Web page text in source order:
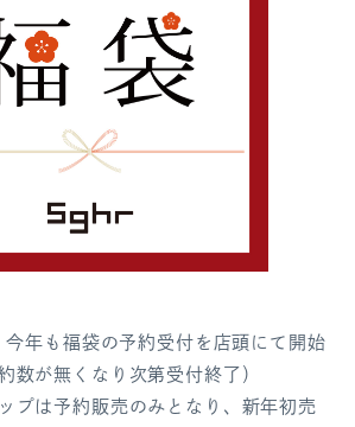
年も福袋の予約受付を店頭にて開始
数が無くなり次第受付終了）
プは予約販売のみとなり、新年初売